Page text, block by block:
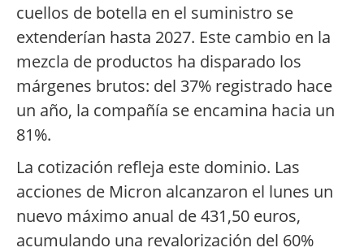
cuellos de botella en el suministro se
extenderían hasta 2027. Este cambio en la
mezcla de productos ha disparado los
márgenes brutos: del 37% registrado hace
un año, la compañía se encamina hacia un
81%.
La cotización refleja este dominio. Las
acciones de Micron alcanzaron el lunes un
nuevo máximo anual de 431,50 euros,
acumulando una revalorización del 60%